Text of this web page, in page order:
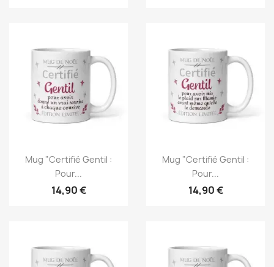
Mug "Certifié Gentil :
Pour...
14,90 €
Mug "Certifié Gentil :
Pour...
14,90 €